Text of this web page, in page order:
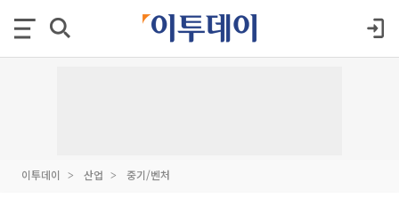
이투데이 산업 중기/벤처